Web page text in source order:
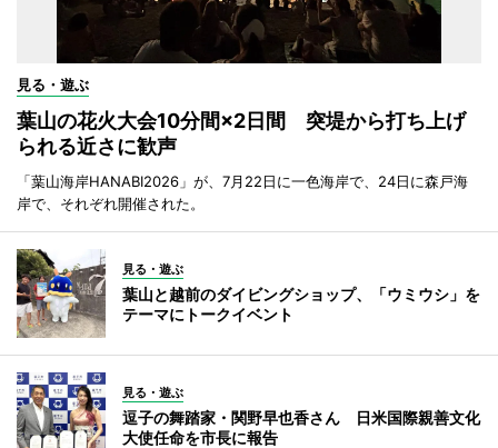
見る・遊ぶ
葉山の花火大会10分間×2日間 突堤から打ち上げ
られる近さに歓声
「葉山海岸HANABI2026」が、7月22日に一色海岸で、24日に森戸海
岸で、それぞれ開催された。
見る・遊ぶ
葉山と越前のダイビングショップ、「ウミウシ」を
テーマにトークイベント
見る・遊ぶ
逗子の舞踏家・関野早也香さん 日米国際親善文化
大使任命を市長に報告